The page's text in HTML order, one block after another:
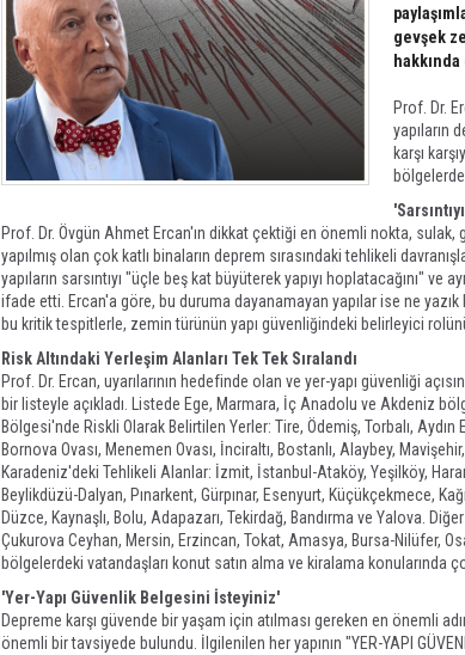
gevşek
Prof. Dr.
yapıların
karşı
Prof. Dr. Övgün Ahmet Ercan'ın dikkat çektiği en önemli nokta, sulak,
yapılmış olan çok katlı binaların deprem sırasındaki tehlikeli
yapıların sarsıntıyı "üçle beş kat büyüterek yapıyı hoplatacağını" ve
ifade etti. Ercan'a göre, bu duruma dayanamayan yapılar ise ne yazık
bu kritik tespitlerle, zemin türünün yapı güvenliğindeki belirleyici
Risk Altındaki Yerleşim Alanları Tek Tek Sıralandı
Prof. Dr. Ercan, uyarılarının hedefinde olan ve yer-yapı güvenliği
bir listeyle açıkladı. Listede Ege, Marmara, İç Anadolu ve Akdeniz
Bölgesi'nde Riskli Olarak Belirtilen Yerler: Tire, Ödemiş, Torbalı,
Bornova Ovası, Menemen Ovası, İnciraltı, Bostanlı, Alaybey,
Karadeniz'deki Tehlikeli Alanlar: İzmit, İstanbul-Ataköy, Yeşilköy,
Beylikdüzü-Dalyan, Pınarkent, Gürpınar, Esenyurt, Küçükçekmece,
Düzce, Kaynaşlı, Bolu, Adapazarı, Tekirdağ, Bandırma ve Yalova.
Çukurova Ceyhan, Mersin, Erzincan, Tokat, Amasya, Bursa-Nilüfer,
bölgelerdeki vatandaşları konut satın alma ve kiralama konularında
'Yer-Yapı Güvenlik Belgesini İsteyiniz'
Depreme karşı güvende bir yaşam için atılması gereken en önemli
önemli bir tavsiyede bulundu. İlgilenilen her yapının "YER-YAPI